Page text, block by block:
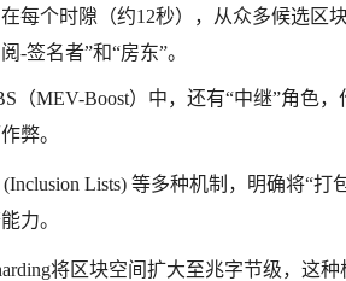
在每个时隙（约12秒），从众多候选区
-签名者”和“房东”。
（MEV-Boost）中，还有“中继”角色
弊。
Lists) 等多种机制，明确将“
力。
将区块空间扩大至兆字节级，这